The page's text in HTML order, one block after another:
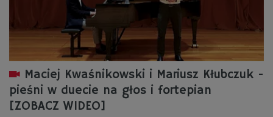
Maciej Kwaśnikowski i Mariusz Kłubczuk -
pieśni w duecie na głos i fortepian
[ZOBACZ WIDEO]